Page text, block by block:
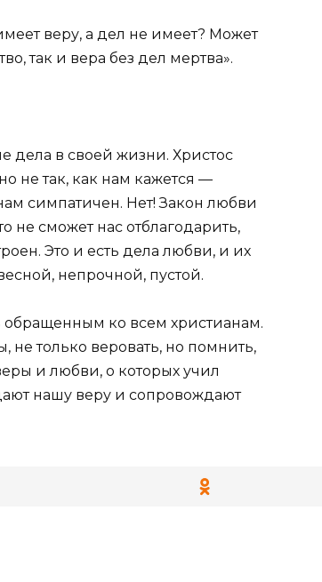
веру, а дел не имеет? Может
так и вера без дел мертва».
дела в своей жизни. Христос
не так, как нам кажется —
симпатичен. Нет! Закон любви
не сможет нас отблагодарить,
Это и есть дела любви, и их
непрочной, пустой.
обращенным ко всем христианам.
не только веровать, но помнить,
и любви, о которых учил
нашу веру и сопровождают